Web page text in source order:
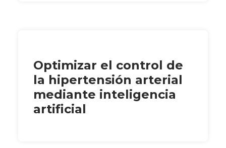
Optimizar el control de
la hipertensión arterial
mediante inteligencia
artificial